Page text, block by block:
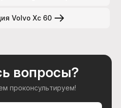
Volvo Xc 60
вопросы?
проконсультируем!